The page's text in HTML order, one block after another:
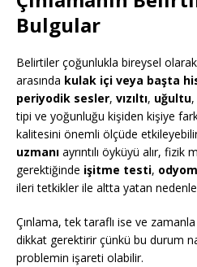
Bulgular
Belirtiler çoğunlukla bireysel
arasında kulak içi veya başta
periyodik sesler, vızıltı, uğultu,
tipi ve yoğunluğu kişiden kişiye
kalitesini önemli ölçüde
uzmanı ayrıntılı öyküyü alır, fizik
gerektiğinde işitme testi,
ileri tetkikler ile altta yatan
Çınlama, tek taraflı ise ve
dikkat gerektirir çünkü bu durum
problemin işareti olabilir.